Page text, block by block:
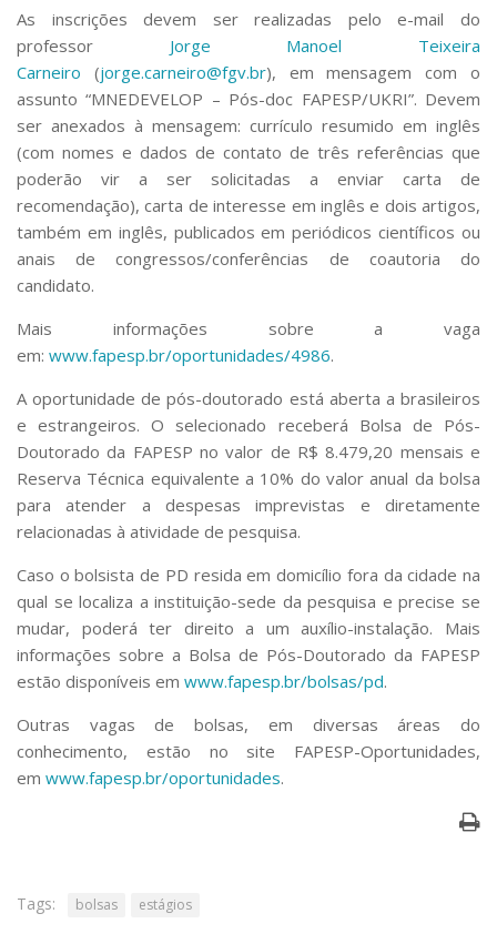
As inscrições devem ser realizadas pelo e-mail do
professor Jorge Manoel Teixeira
Carneiro (jorge.carneiro@fgv.br), em mensagem com o
assunto “MNEDEVELOP – Pós-doc FAPESP/UKRI”. Devem
ser anexados à mensagem: currículo resumido em inglês
(com nomes e dados de contato de três referências que
poderão vir a ser solicitadas a enviar carta de
recomendação), carta de interesse em inglês e dois artigos,
também em inglês, publicados em periódicos científicos ou
anais de congressos/conferências de coautoria do
candidato.
Mais informações sobre a vaga
em: www.fapesp.br/oportunidades/4986.
A oportunidade de pós-doutorado está aberta a brasileiros
e estrangeiros. O selecionado receberá Bolsa de Pós-
Doutorado da FAPESP no valor de R$ 8.479,20 mensais e
Reserva Técnica equivalente a 10% do valor anual da bolsa
para atender a despesas imprevistas e diretamente
relacionadas à atividade de pesquisa.
Caso o bolsista de PD resida em domicílio fora da cidade na
qual se localiza a instituição-sede da pesquisa e precise se
mudar, poderá ter direito a um auxílio-instalação. Mais
informações sobre a Bolsa de Pós-Doutorado da FAPESP
estão disponíveis em www.fapesp.br/bolsas/pd.
Outras vagas de bolsas, em diversas áreas do
conhecimento, estão no site FAPESP-Oportunidades,
em www.fapesp.br/oportunidades.
Tags: bolsas estágios